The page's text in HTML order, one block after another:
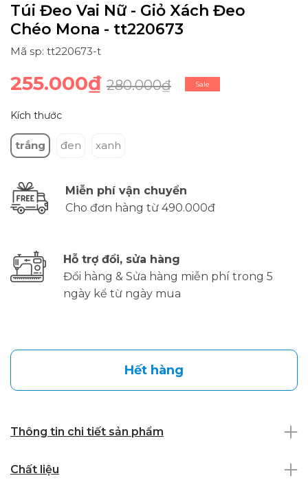
Túi Đeo Vai Nữ - Giỏ Xách Đeo
Chéo Mona - tt220673
Mã sp: tt220673-t
255.000₫ 280.000₫ Sale
Kích thước
trắng đen xanh
Miễn phí vận chuyển
Cho đơn hàng từ 490.000đ
Hỗ trợ đổi, sửa hàng
Đổi hàng & Sửa hàng miễn phí trong 5
ngày kể từ ngày mua
Hết hàng
Thông tin chi tiết sản phẩm
Chất liệu